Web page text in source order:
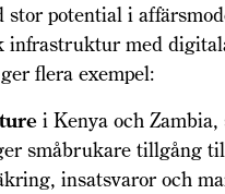
stor potential i
infrastruktur med
flera exempel:
i Kenya och Zambia,
småbrukare tillgång
insatsvaror och